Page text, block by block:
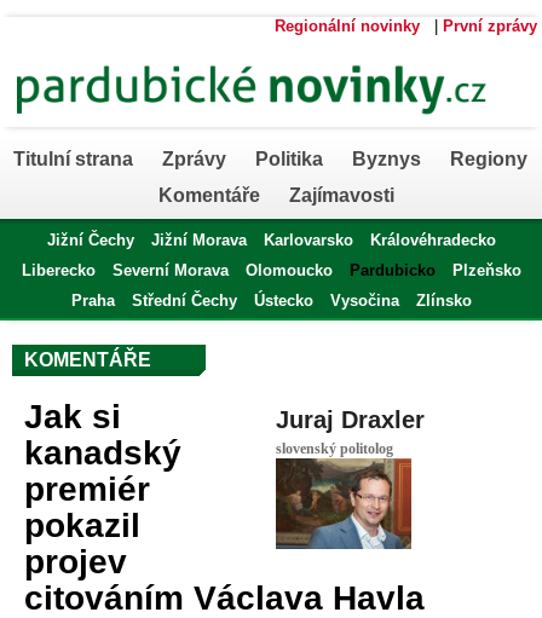
Regionální novinky První zprávy
Titulní strana Zprávy Politika Byznys
Regiony
Komentáře
Zajímavosti
Jižní Čechy Jižní Morava Karlovarsko
Královéhradecko
Liberecko
Severní Morava Olomoucko Pardubicko
Plzeňsko
Praha
Střední Čechy Ústecko Vysočina Zlínsko
KOMENTÁŘE
Juraj Draxler
slovenský politolog
Jak si
kanadský
premiér
pokazil
projev
citováním Václava Havla